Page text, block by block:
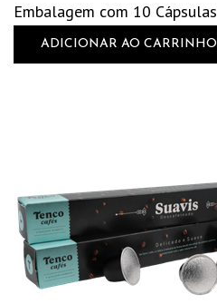
Embalagem com 10 Cápsulas
ADICIONAR AO CARRINHO